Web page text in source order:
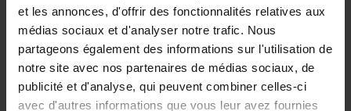
et les annonces, d'offrir des fonctionnalités relatives aux
médias sociaux et d'analyser notre trafic. Nous
partageons également des informations sur l'utilisation de
notre site avec nos partenaires de médias sociaux, de
publicité et d'analyse, qui peuvent combiner celles-ci
avec d'autres informations que vous leur avez fournies